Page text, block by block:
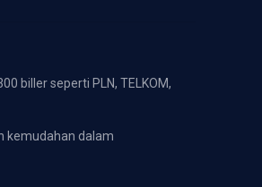
biller seperti PLN, TELKOM,
kemudahan dalam